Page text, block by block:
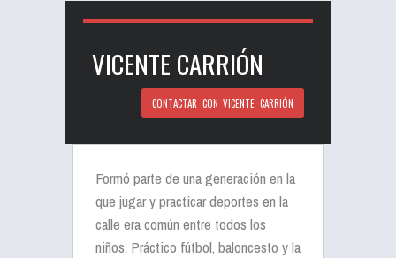
VICENTE CARRIÓN
CONTACTAR CON VICENTE CARRIÓN
Formó parte de una generación en la
que jugar y practicar deportes en la
calle era común entre todos los
niños. Práctico fútbol, baloncesto y la